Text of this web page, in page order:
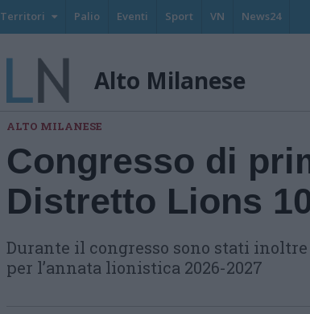
Territori Palio Eventi Sport VN News24
Alto Milanese
ALTO MILANESE
Congresso di
Distretto Lions
Durante il congresso sono stati
per l’annata lionistica 2026-2027